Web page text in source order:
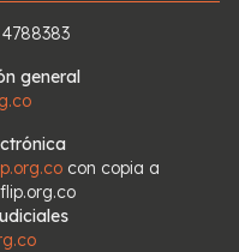
general
con copia a